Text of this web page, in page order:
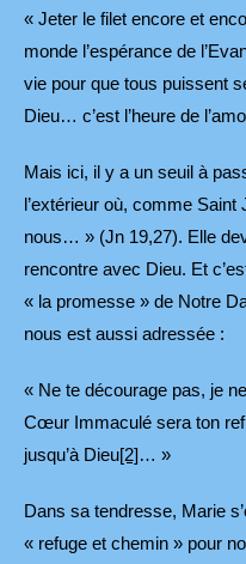
« Jeter le filet encore et
monde l’espérance de
vie pour que tous puissent
Dieu… c’est l’heure de
Mais ici, il y a un seuil à
l’extérieur où, comme
nous… » (Jn 19,27). Elle
rencontre avec Dieu. Et
« la promesse » de Notre
nous est aussi adressée :
« Ne te décourage pas, je
Cœur Immaculé sera ton
jusqu’à Dieu[2]… »
Dans sa tendresse, Marie
« refuge et chemin » pour